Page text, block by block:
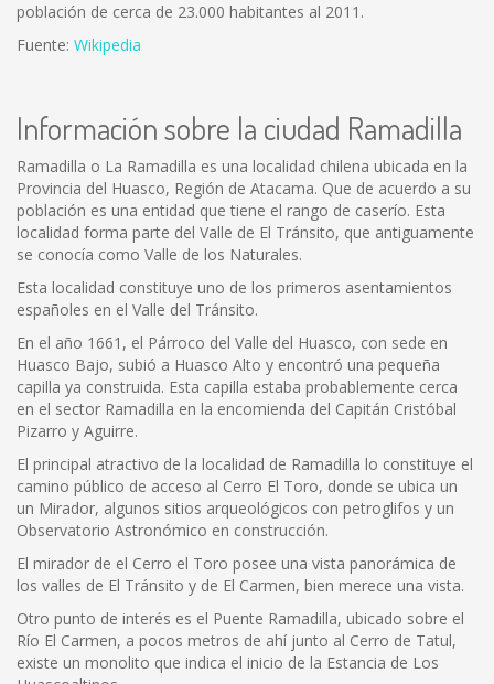
población de cerca de 23.000 habitantes al 2011.
Fuente: Wikipedia
Información sobre la ciudad Ramadilla
Ramadilla o La Ramadilla es una localidad chilena ubicada en la
Provincia del Huasco, Región de Atacama. Que de acuerdo a su
población es una entidad que tiene el rango de caserío. Esta
localidad forma parte del Valle de El Tránsito, que antiguamente
se conocía como Valle de los Naturales.
Esta localidad constituye uno de los primeros asentamientos
españoles en el Valle del Tránsito.
En el año 1661, el Párroco del Valle del Huasco, con sede en
Huasco Bajo, subió a Huasco Alto y encontró una pequeña
capilla ya construida. Esta capilla estaba probablemente cerca
en el sector Ramadilla en la encomienda del Capitán Cristóbal
Pizarro y Aguirre.
El principal atractivo de la localidad de Ramadilla lo constituye el
camino público de acceso al Cerro El Toro, donde se ubica un
un Mirador, algunos sitios arqueológicos con petroglifos y un
Observatorio Astronómico en construcción.
El mirador de el Cerro el Toro posee una vista panorámica de
los valles de El Tránsito y de El Carmen, bien merece una vista.
Otro punto de interés es el Puente Ramadilla, ubicado sobre el
Río El Carmen, a pocos metros de ahí junto al Cerro de Tatul,
existe un monolito que indica el inicio de la Estancia de Los